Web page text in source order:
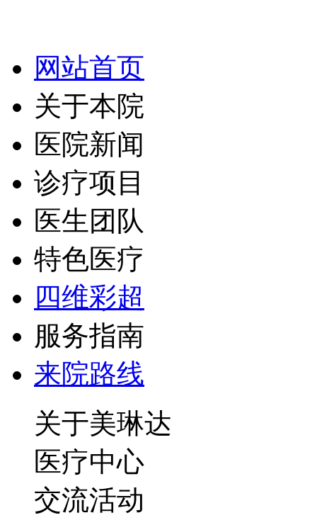
网站首页
关于本院
医院新闻
诊疗项目
医生团队
特色医疗
四维彩超
服务指南
来院路线
关于美琳达
医疗中心
交流活动